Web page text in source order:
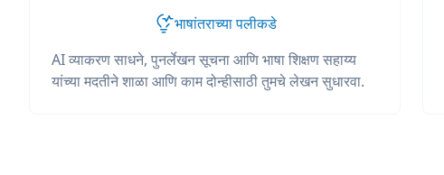
भाषांतराच्या पलीकडे
AI व्याकरण साधने, पुनर्लेखन सूचना आणि भाषा शिक्षण सहाय्य
यांच्या मदतीने शाळा आणि काम दोन्हीसाठी तुमचे लेखन सुधारवा.